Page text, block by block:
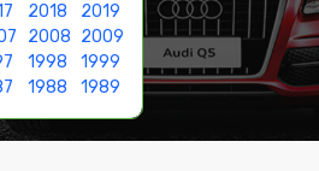
2018
2019
2008 2009
1998
1999
1988 1989